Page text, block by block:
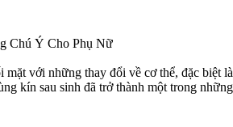
Chú Ý Cho Phụ Nữ
với những thay đổi về cơ thể, đặc
kín sau sinh đã trở thành một trong